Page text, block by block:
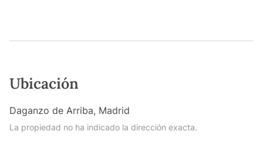
Ubicación
Daganzo de Arriba, Madrid
La propiedad no ha indicado la dirección exacta.